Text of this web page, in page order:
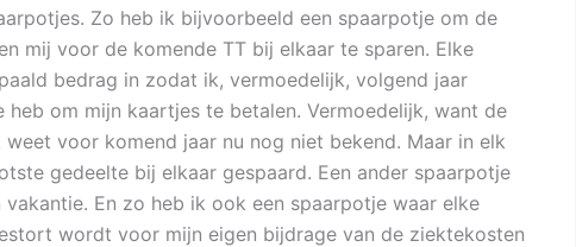
Zo heb ik bijvoorbeeld een spaarpotje om de
mij voor de komende TT bij elkaar te sparen. Elke
bedrag in zodat ik, vermoedelijk, volgend jaar
heb om mijn kaartjes te betalen. Vermoedelijk, want de
voor komend jaar nu nog niet bekend. Maar in elk
gedeelte bij elkaar gespaard. Een ander spaarpotje
En zo heb ik ook een spaarpotje waar elke
wordt voor mijn eigen bijdrage van de ziektekosten